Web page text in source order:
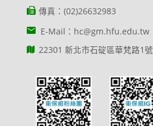
傳真：(02)26632983
E-Mail：hc@gm.hfu.edu.tw
22301 新北市石碇區華梵路1號